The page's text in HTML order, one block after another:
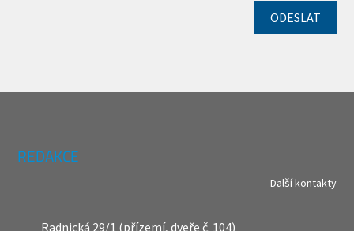
REDAKCE
Další kontakty
Radnická 29/1 (přízemí, dveře č. 104)